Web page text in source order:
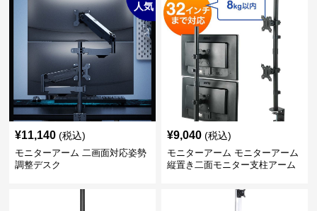
人気
¥11,140 (税込)
モニターアーム 二画面対応姿勢
調整デスク
¥9,040 (税込)
モニターアーム モニターアーム
縦置き二面モニター支柱アーム